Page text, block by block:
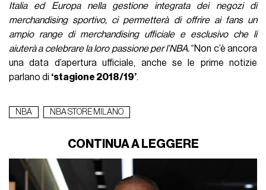
Italia ed Europa nella gestione integrata dei negozi di
merchandising sportivo, ci permetterà di offrire ai fans un
ampio range di merchandising ufficiale e esclusivo che li
aiuterà a celebrare la loro passione per l’NBA.”Non c’è ancora
una data d’apertura ufficiale, anche se le prime notizie
parlano di ‘stagione 2018/19’.
NBA NBA STORE MILANO
CONTINUA A LEGGERE